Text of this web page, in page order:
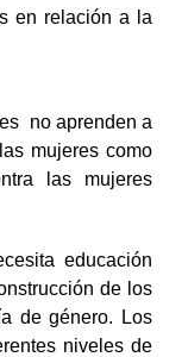
en relación a la
no aprenden a
mujeres como
las mujeres
educación
de los
de género. Los
niveles de